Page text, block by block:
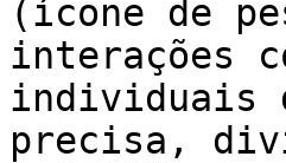
(ícone de
interações
individuais
precisa,